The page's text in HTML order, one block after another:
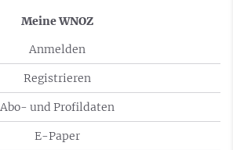
Meine WNOZ
Anmelden
Registrieren
Abo- und Profildaten
E-Paper